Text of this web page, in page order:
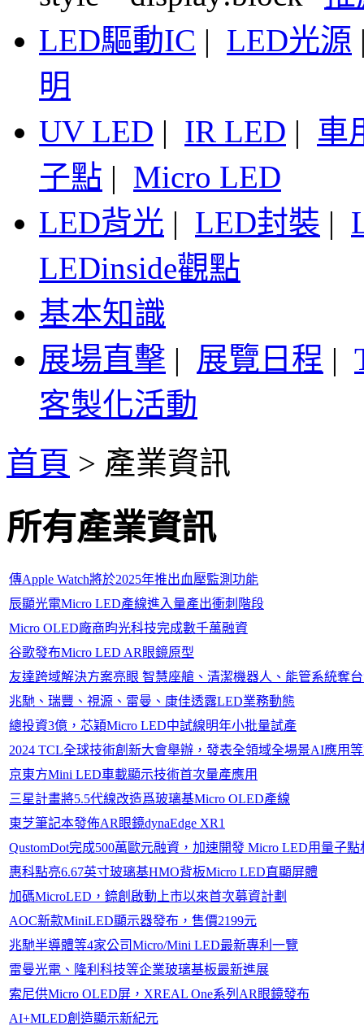
LED驅動IC | LED光源
明
UV LED | IR LED | 車
子點 | Micro LED
LED背光 | LED封裝 |
LEDinside觀點
基本知識
展場直擊 | 展覽日程 |
客製化活動
首頁 > 產業資訊
所有產業資訊
傳Apple Watch將於2025年推出血壓監測功能
辰顯光電Micro LED產線進入量產出衝刺階段
Micro OLED廠商昀光科技完成數千萬融資
谷歌發布Micro LED AR眼鏡原型
友達跨域解決方案亮眼 智慧座艙、清潔機器人、能管系統奪
兆馳、瑞豐、視源、雷曼、康佳透露LED業務動態
總投資3億，芯穎Micro LED中試線明年小批量試產
2024 TCL全球技術創新大會舉辦，發表全領域全場景AI應用
京東方Mini LED車載顯示技術首次量產應用
三星計畫將5.5代線改造爲玻璃基Micro OLED產線
東芝筆記本發佈AR眼鏡dynaEdge XR1
QustomDot完成500萬歐元融資，加速開發 Micro LED用量子點
惠科點亮6.67英寸玻璃基HMO背板Micro LED直顯屏體
加碼MicroLED，錼創啟動上市以來首次募資計劃
AOC新款MiniLED顯示器發布，售價2199元
兆馳半導體等4家公司Micro/Mini LED最新專利一覽
雷曼光電、隆利科技等企業玻璃基板最新進展
索尼供Micro OLED屏，XREAL One系列AR眼鏡發布
AI+MLED創造顯示新紀元